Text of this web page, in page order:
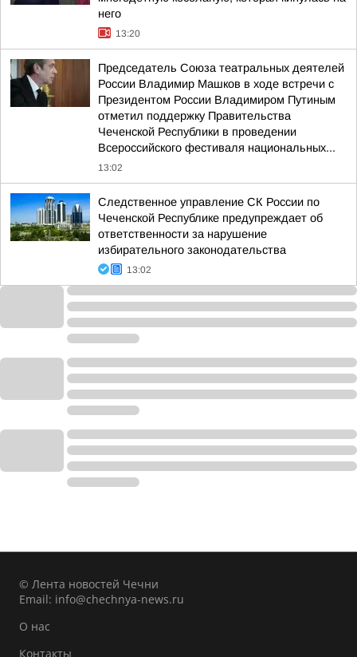
него
13:20
Председатель Союза театральных деятелей
России Владимир Машков в ходе встречи с
Президентом России Владимиром Путиным
отметил поддержку Правительства
Чеченской Республики в проведении
Всероссийского фестиваля национальных...
13:02
Следственное управление СК России по
Чеченской Республике предупреждает об
ответственности за нарушение
избирательного законодательства
13:02
© Лента новостей Чечни
Email: info@chechnya-news.ru
О нас
Контакты